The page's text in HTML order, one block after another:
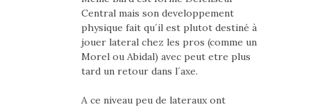
Central mais son developpement
physique fait qu´il est plutot destiné à
jouer lateral chez les pros (comme un
Morel ou Abidal) avec peut etre plus
tard un retour dans l´axe.
A ce niveau peu de lateraux ont